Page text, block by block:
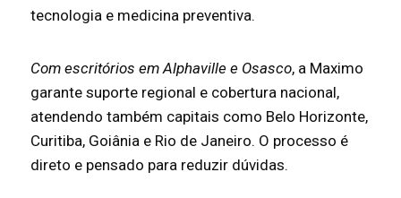
tecnologia e medicina preventiva.
Com escritórios em Alphaville e Osasco, a Maximo
garante suporte regional e cobertura nacional,
atendendo também capitais como Belo Horizonte,
Curitiba, Goiânia e Rio de Janeiro. O processo é
direto e pensado para reduzir dúvidas.